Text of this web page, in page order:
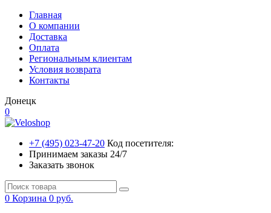
Главная
О компании
Доставка
Оплата
Региональным клиентам
Условия возврата
Контакты
Донецк
0
+7 (495) 023-47-20 Код посетителя:
Принимаем заказы 24/7
Заказать звонок
0 Корзина 0 руб.